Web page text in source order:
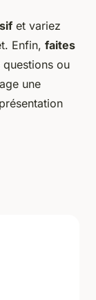
et variez
Enfin, faites
ou
une